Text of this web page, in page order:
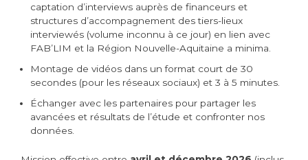
captation d’interviews auprès de financeurs et
structures d’accompagnement des tiers-lieux
interviewés (volume inconnu à ce jour) en lien avec
FAB’LIM et la Région Nouvelle-Aquitaine a minima.
Montage de vidéos dans un format court de 30
secondes (pour les réseaux sociaux) et 3 à 5 minutes.
Échanger avec les partenaires pour partager les
avancées et résultats de l’étude et confronter nos
données.